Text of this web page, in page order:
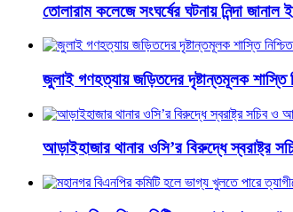
তোলারাম কলেজে সংঘর্ষের ঘটনায় নিন্দা
জুলাই গণহত্যায় জড়িতদের দৃষ্টান্তমূলক শাস্তি
আড়াইহাজার থানার ওসি’র বিরুদ্ধে